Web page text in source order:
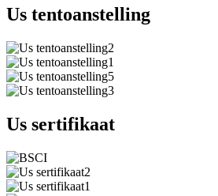
Us tentoanstelling
Us sertifikaat